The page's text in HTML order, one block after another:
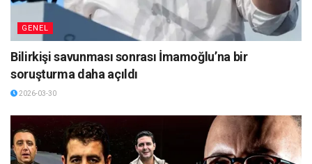
GENEL
Bilirkişi savunması sonrası İmamoğlu’na bir
soruşturma daha açıldı
2026-03-30